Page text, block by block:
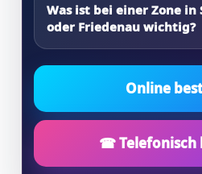
Was ist bei einer Zone in
oder Friedenau wichtig?
Online
☎ Telefonisch